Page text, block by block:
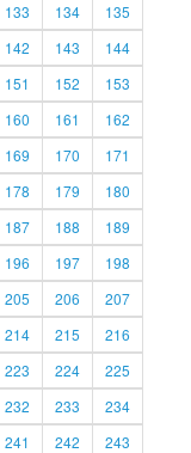
133 134
135
142 143
144
151 152
153
160 161
162
169 170
171
178 179
180
187 188
189
196 197
198
205 206
207
214 215
216
223 224
225
232 233
234
241 242
243